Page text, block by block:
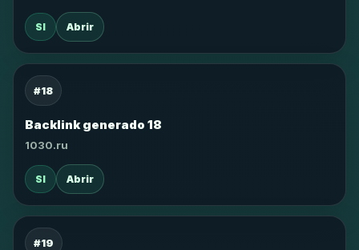
SI Abrir
#18
Backlink generado 18
1030.ru
SI Abrir
#19